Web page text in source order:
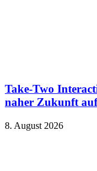
Take-Two
naher Zukunft
8. August 2026